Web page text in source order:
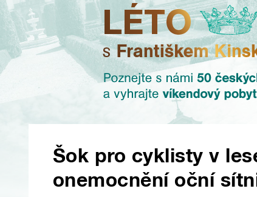
Šok pro cyklisty v
onemocnění oční